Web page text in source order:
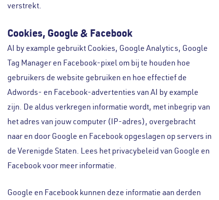
verstrekt.
Cookies, Google & Facebook
AI by example gebruikt Cookies, Google Analytics, Google
Tag Manager en Facebook-pixel om bij te houden hoe
gebruikers de website gebruiken en hoe effectief de
Adwords- en Facebook-advertenties van AI by example
zijn. De aldus verkregen informatie wordt, met inbegrip van
het adres van jouw computer (IP-adres), overgebracht
naar en door Google en Facebook opgeslagen op servers in
de Verenigde Staten. Lees het privacybeleid van Google en
Facebook voor meer informatie.
Google en Facebook kunnen deze informatie aan derden